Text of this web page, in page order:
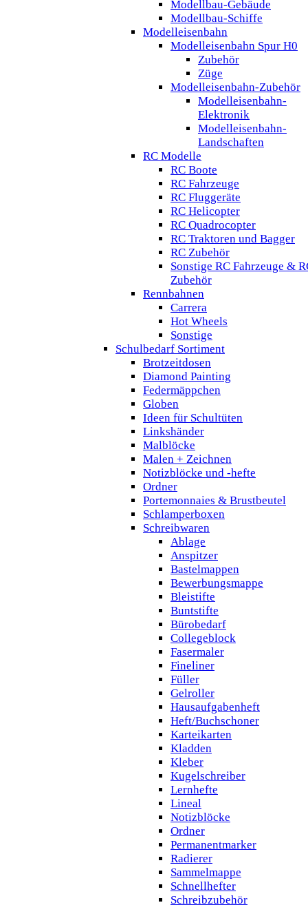
Modellbau-Gebäude
Modellbau-Schiffe
Modelleisenbahn
Modelleisenbahn Spur H0
Zubehör
Züge
Modelleisenbahn-Zubehör
Modelleisenbahn-
Elektronik
Modelleisenbahn-
Landschaften
RC Modelle
RC Boote
RC Fahrzeuge
RC Fluggeräte
RC Helicopter
RC Quadrocopter
RC Traktoren und Bagger
RC Zubehör
Sonstige RC Fahrzeuge &
Zubehör
Rennbahnen
Carrera
Hot Wheels
Sonstige
Schulbedarf Sortiment
Brotzeitdosen
Diamond Painting
Federmäppchen
Globen
Ideen für Schultüten
Linkshänder
Malblöcke
Malen + Zeichnen
Notizblöcke und -hefte
Ordner
Portemonnaies & Brustbeutel
Schlamperboxen
Schreibwaren
Ablage
Anspitzer
Bastelmappen
Bewerbungsmappe
Bleistifte
Buntstifte
Bürobedarf
Collegeblock
Fasermaler
Fineliner
Füller
Gelroller
Hausaufgabenheft
Heft/Buchschoner
Karteikarten
Kladden
Kleber
Kugelschreiber
Lernhefte
Lineal
Notizblöcke
Ordner
Permanentmarker
Radierer
Sammelmappe
Schnellhefter
Schreibzubehör